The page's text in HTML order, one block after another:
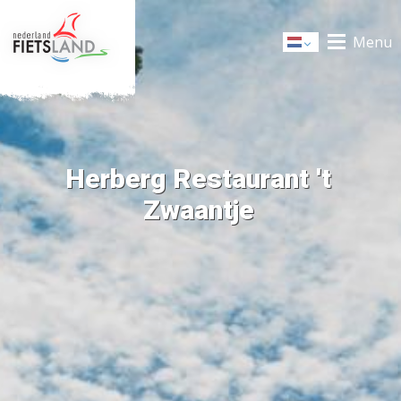
Dutch Menu
Herberg Restaurant 't
Zwaantje